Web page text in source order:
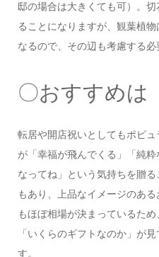
邸の場合は大きくても可）。
ることになりますが、観葉植
なるので、その辺も考慮する必
〇おすすめは
転居や開店祝いとしてもポピ
が「幸福が飛んでくる」「純
なってね」という気持ちを贈
もあり、上品なイメージのあ
もほぼ相場が決まっているた
「いくらのギフトなのか」が
す。